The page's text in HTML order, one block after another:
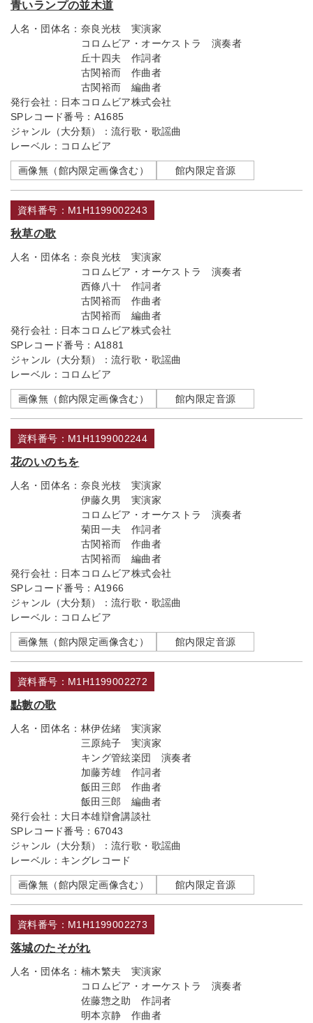
青いランプの並木道
人名・団体名： 奈良光枝 実演家
コロムビア・オーケストラ 演奏者
丘十四夫 作詞者
古関裕而 作曲者
古関裕而 編曲者
発行会社： 日本コロムビア株式会社
SPレコード番号： A1685
ジャンル（大分類）： 流行歌・歌謡曲
レーベル： コロムビア
画像無（館内限定画像含む） 館内限定音源
資料番号：M1H1199002243
秋草の歌
人名・団体名： 奈良光枝 実演家
コロムビア・オーケストラ 演奏者
西條八十 作詞者
古関裕而 作曲者
古関裕而 編曲者
発行会社： 日本コロムビア株式会社
SPレコード番号： A1881
ジャンル（大分類）： 流行歌・歌謡曲
レーベル： コロムビア
画像無（館内限定画像含む） 館内限定音源
資料番号：M1H1199002244
花のいのちを
人名・団体名： 奈良光枝 実演家
伊藤久男 実演家
コロムビア・オーケストラ 演奏者
菊田一夫 作詞者
古関裕而 作曲者
古関裕而 編曲者
発行会社： 日本コロムビア株式会社
SPレコード番号： A1966
ジャンル（大分類）： 流行歌・歌謡曲
レーベル： コロムビア
画像無（館内限定画像含む） 館内限定音源
資料番号：M1H1199002272
點數の歌
人名・団体名： 林伊佐緒 実演家
三原純子 実演家
キング管絃楽団 演奏者
加藤芳雄 作詞者
飯田三郎 作曲者
飯田三郎 編曲者
発行会社： 大日本雄辯會講談社
SPレコード番号： 67043
ジャンル（大分類）： 流行歌・歌謡曲
レーベル： キングレコード
画像無（館内限定画像含む） 館内限定音源
資料番号：M1H1199002273
落城のたそがれ
人名・団体名： 楠木繁夫 実演家
コロムビア・オーケストラ 演奏者
佐藤惣之助 作詞者
明本京静 作曲者